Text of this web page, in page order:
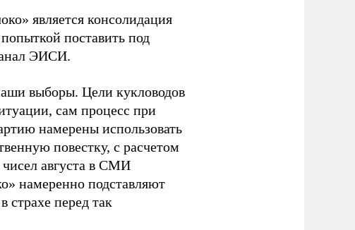
является консолидация
поставить под
ЭИСИ.
выборы. Цели кукловодов
сам процесс при
намерены использовать
повестку, с расчетом
августа в СМИ
намеренно подставляют
страхе перед так